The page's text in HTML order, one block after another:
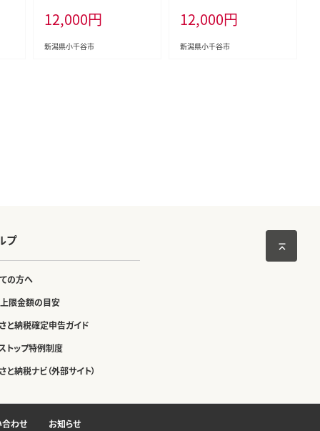
12,000円
新潟県小千谷市
12,000円
新潟県小千谷市
プ
の方へ
限金額の目安
と納税確定申告ガイド
トップ特例制度
と納税ナビ（外部サイト）
わせ お知らせ